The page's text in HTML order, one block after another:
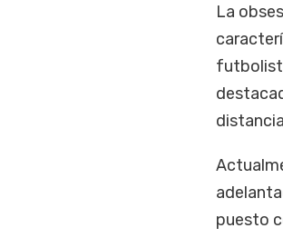
La
puesto